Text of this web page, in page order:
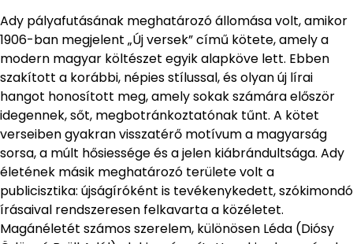
Ady pályafutásának meghatározó állomása volt, amikor
1906-ban megjelent „Új versek” című kötete, amely a
modern magyar költészet egyik alapköve lett. Ebben
szakított a korábbi, népies stílussal, és olyan új lírai
hangot honosított meg, amely sokak számára először
idegennek, sőt, megbotránkoztatónak tűnt. A kötet
verseiben gyakran visszatérő motívum a magyarság
sorsa, a múlt hősiessége és a jelen kiábrándultsága. Ady
életének másik meghatározó területe volt a
publicisztika: újságíróként is tevékenykedett, szókimondó
írásaival rendszeresen felkavarta a közéletet.
Magánéletét számos szerelem, különösen Léda (Diósy